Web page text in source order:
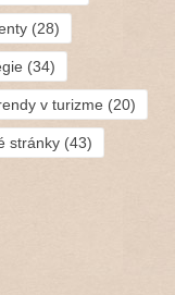
(28)
(34)
v turizme (20)
stránky(43)